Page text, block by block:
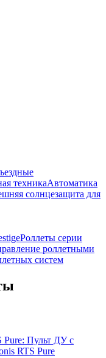
техникаАвтоматика
солнцезащита для
Роллеты серии
роллетными
систем
Pure: Пульт ДУ с
RTS Pure